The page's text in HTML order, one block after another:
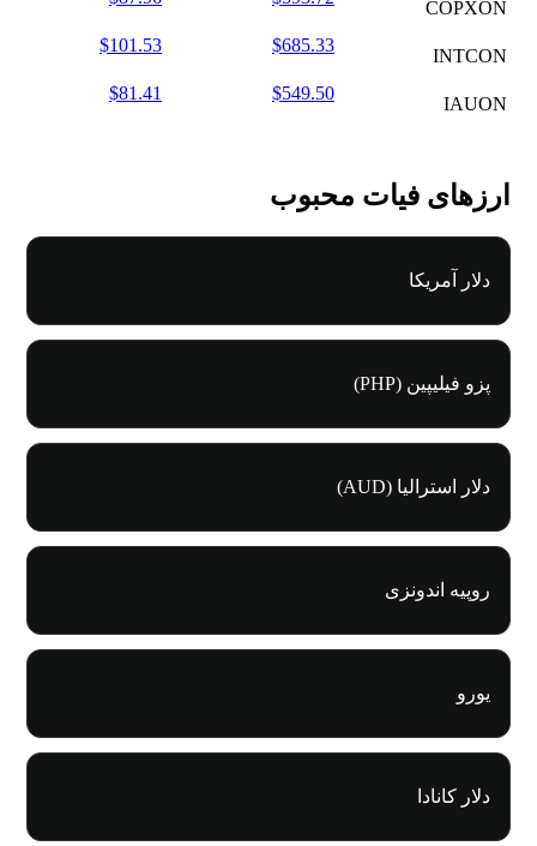
COPXON
INTCON
$685.33
$101.53
IAUON
$549.50
$81.41
ارزهای فیات محبوب
دلار آمریکا
پزو فیلیپین (PHP)
دلار استرالیا (AUD)
روپیه اندونزی
یورو
دلار کانادا